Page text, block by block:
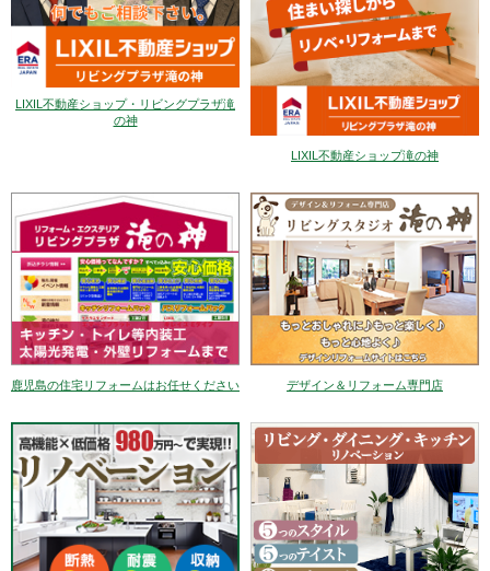
LIXIL不動産ショップ・リビングプラザ滝
の神
LIXIL不動産ショップ滝の神
鹿児島の住宅リフォームはお任せください デザイン＆リフォーム専門店